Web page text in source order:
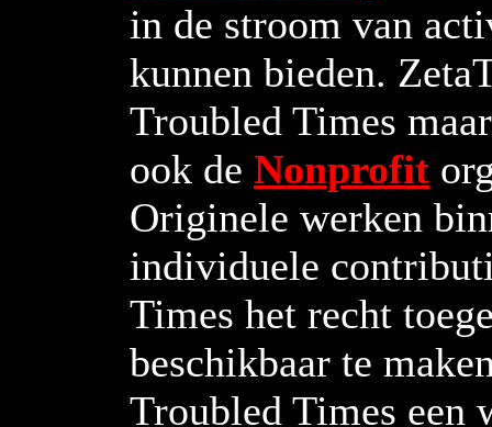
in de stroom van
kunnen bieden.
Troubled Times
ook de Nonprofit
Originele werken
individuele
Times het recht
beschikbaar te
Troubled Times een